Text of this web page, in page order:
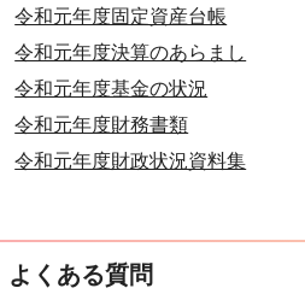
令和元年度固定資産台帳
令和元年度決算のあらまし
令和元年度基金の状況
令和元年度財務書類
令和元年度財政状況資料集
よくある質問